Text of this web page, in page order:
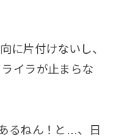
に片付けないし、
イラが止まらな
るねん！と…、日